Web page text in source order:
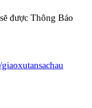
được Thông Báo